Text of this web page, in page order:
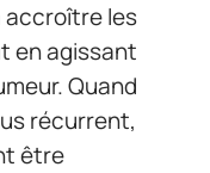
accroître les
en agissant
Quand
récurrent,
être